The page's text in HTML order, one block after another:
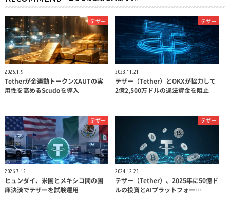
テザー
2026.1.9
Tetherが金連動トークンXAUTの実
用性を高めるScudoを導入
テザー
2023.11.21
テザー（Tether）とOKXが協力して
2億2,500万ドルの違法資金を阻止
テザー
2026.7.15
ヒュンダイ、米国とメキシコ間の国
庫決済でテザーを試験運用
テザー
2024.12.23
テザー（Tether）、2025年に50億ド
ルの投資とAIプラットフォー…